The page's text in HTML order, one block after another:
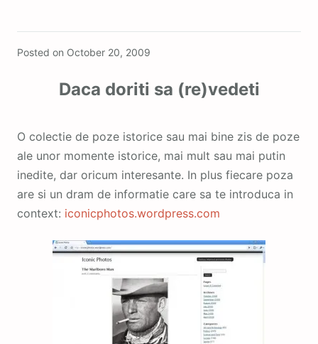
Posted on October 20, 2009
Daca doriti sa (re)vedeti
O colectie de poze istorice sau mai bine zis de poze
ale unor momente istorice, mai mult sau mai putin
inedite, dar oricum interesante. In plus fiecare poza
are si un dram de informatie care sa te introduca in
context: iconicphotos.wordpress.com